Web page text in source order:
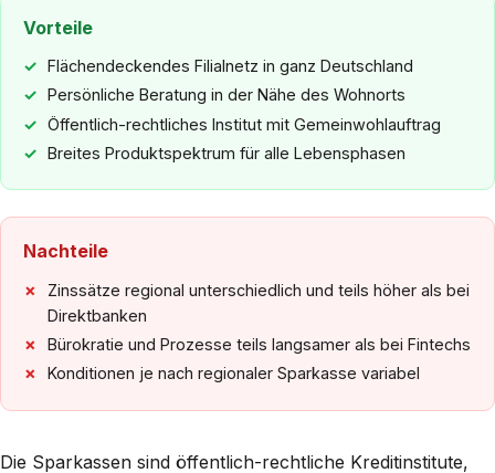
Vorteile
Flächendeckendes Filialnetz in ganz Deutschland
Persönliche Beratung in der Nähe des Wohnorts
Öffentlich-rechtliches Institut mit Gemeinwohlauftrag
Breites Produktspektrum für alle Lebensphasen
Nachteile
Zinssätze regional unterschiedlich und teils höher als bei
Direktbanken
Bürokratie und Prozesse teils langsamer als bei Fintechs
Konditionen je nach regionaler Sparkasse variabel
Die Sparkassen sind öffentlich-rechtliche Kreditinstitute,